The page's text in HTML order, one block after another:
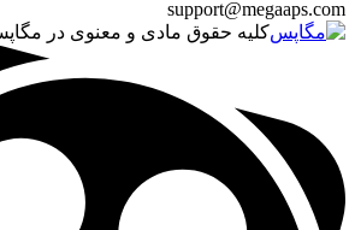
support@megaaps.com
کلیه حقوق مادی و معنوی در